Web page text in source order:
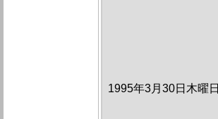
1995年3月30日木曜日